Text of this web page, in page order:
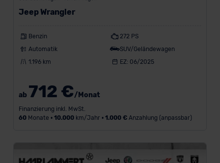
Jeep Wrangler
Benzin
272 PS
Automatik
SUV/Geländewagen
1.196 km
EZ: 06/2025
ab 712 €/Monat
Finanzierung inkl. MwSt.
60Monate • 10.000km/Jahr • 1.000 €Anzahlung (anpassbar)